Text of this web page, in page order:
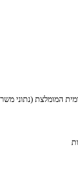
המומלצת (נתוני